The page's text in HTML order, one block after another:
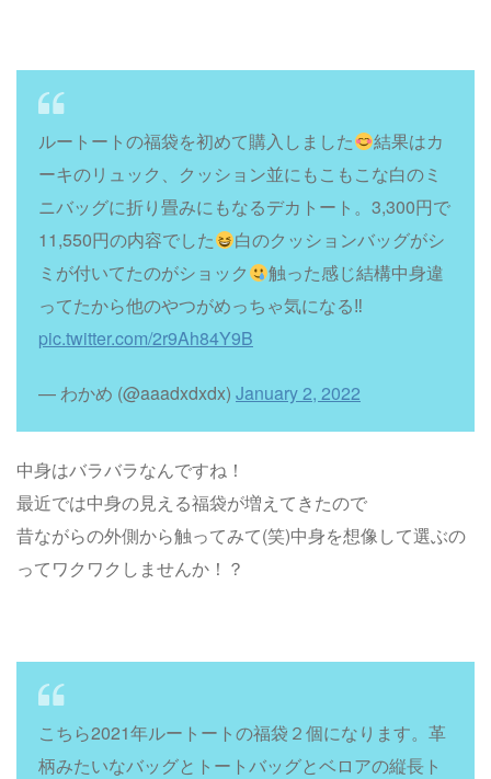
ルートートの福袋を初めて購入しました
結果はカ
ーキのリュック、クッション並にもこもこな白のミ
ニバッグに折り畳みにもなるデカトート。3,300円で
11,550円の内容でした
白のクッションバッグがシ
ミが付いてたのがショック
触った感じ結構中身違
ってたから他のやつがめっちゃ気になる‼︎
pic.twitter.com/2r9Ah84Y9B
— わかめ (@aaadxdxdx) January 2, 2022
中身はバラバラなんですね！
最近では中身の見える福袋が増えてきたので
昔ながらの外側から触ってみて(笑)中身を想像して選ぶの
ってワクワクしませんか！？
こちら2021年ルートートの福袋２個になります。革
柄みたいなバッグとトートバッグとベロアの縦長ト